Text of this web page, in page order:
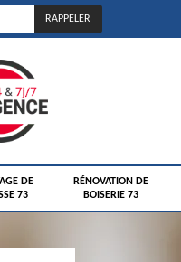
DE
73
RÉNOVATION DE
BOISERIE 73